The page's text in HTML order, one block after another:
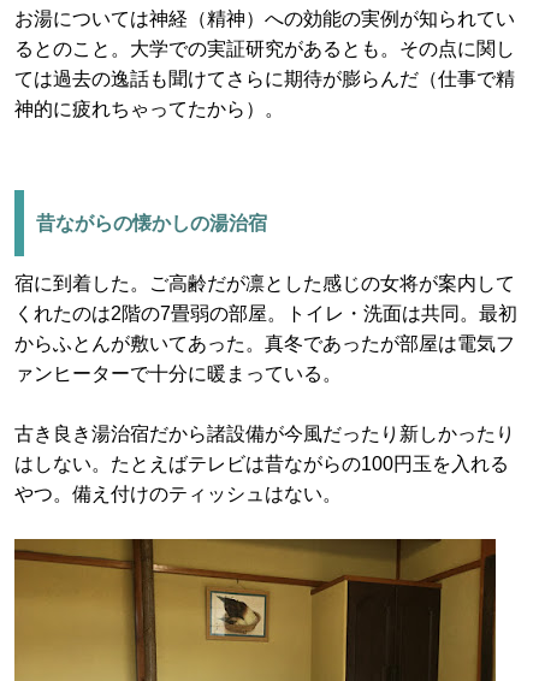
お湯については神経（精神）への効能の実例が知られてい
るとのこと。大学での実証研究があるとも。その点に関し
ては過去の逸話も聞けてさらに期待が膨らんだ（仕事で精
神的に疲れちゃってたから）。
昔ながらの懐かしの湯治宿
宿に到着した。ご高齢だが凛とした感じの女将が案内して
くれたのは2階の7畳弱の部屋。トイレ・洗面は共同。最初
からふとんが敷いてあった。真冬であったが部屋は電気フ
ァンヒーターで十分に暖まっている。
古き良き湯治宿だから諸設備が今風だったり新しかったり
はしない。たとえばテレビは昔ながらの100円玉を入れる
やつ。備え付けのティッシュはない。